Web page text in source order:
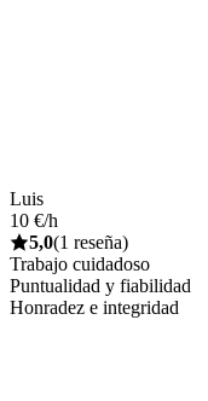
Luis
10 €/h
5,0(1 reseña)
Trabajo cuidadoso
Puntualidad y fiabilidad
Honradez e integridad